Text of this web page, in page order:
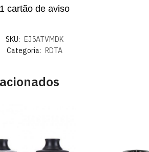
1 cartão de aviso
SKU: EJ5ATVMDK
Categoria: RDTA